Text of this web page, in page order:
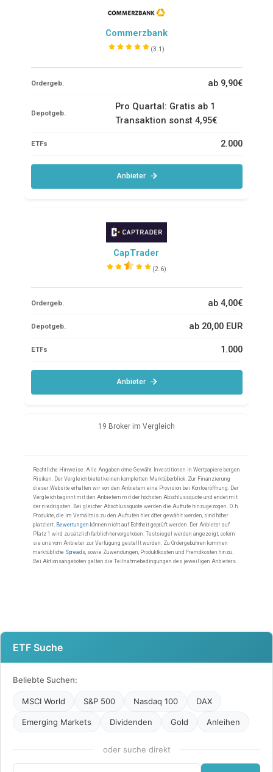
ETF Suche
Beliebte Suchen:
MSCI World S&P 500 Nasdaq 100 DAX
Emerging Markets Dividenden Gold Anleihen
oder suche direkt